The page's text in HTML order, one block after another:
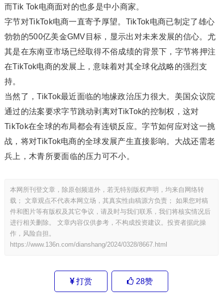
而Tik Tok电商面对的也多是中小商家。
字节对TikTok电商一直寄予厚望。TikTok电商已制定了雄心
勃勃的500亿美金GMV目标，显示出对未来发展的信心。尤
其是在东南亚市场已经取得不俗成绩的背景下，字节将押注
在TikTok电商的发展上，意味着对其全球化战略的强烈支
持。
当然了，TikTok最近面临的地缘政治压力很大。美国众议院
通过的法案要求字节跳动剥离对TikTok的控制权，这对
TikTok在全球的布局都会有连锁反应。字节如何应对这一挑
战，将对TikTok电商的全球发展产生直接影响。大战还需老
兵上，木青所要面临的压力可不小。
本网所刊登文章，除原创频道外，若无特别版权声明，均来自网络转
载； 文章观点不代表本网立场，其真实性由稿源方负责； 如果您对稿
件和图片等有版权及其它争议，请及时与我们联系，我们将核实情况后
进行相关删除。 文章内容仅供参考，不构成投资建议。投资者据此操
作，风险自担。
https://www.136n.com/dianshang/2024/0328/8667.html
打赏 28赞